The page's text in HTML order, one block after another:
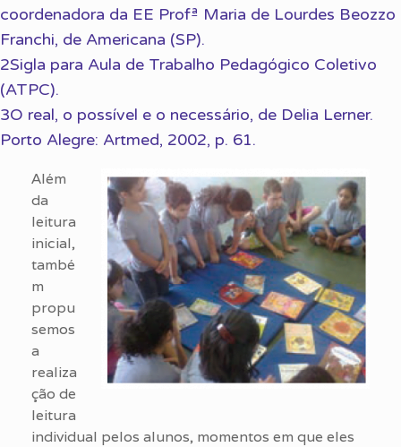
coordenadora da EE Profª Maria de Lourdes Beozzo
Franchi, de Americana (SP).
2Sigla para Aula de Trabalho Pedagógico Coletivo
(ATPC).
3O real, o possível e o necessário, de Delia Lerner.
Porto Alegre: Artmed, 2002, p. 61.
Além
da
leitura
inicial,
també
m
propu
semos
a
realiza
ção de
leitura
individual pelos alunos, momentos em que eles